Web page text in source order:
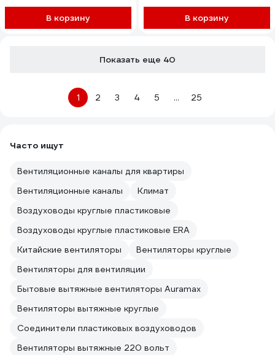
В корзину В корзину
Показать еще 40
1 2 3 4 5 ... 25
Часто ищут
Вентиляционные каналы для квартиры
Вентиляционные каналы
Климат
Воздуховоды круглые пластиковые
Воздуховоды круглые пластиковые ERA
Китайские вентиляторы
Вентиляторы круглые
Вентиляторы для вентиляции
Бытовые вытяжные вентиляторы Auramax
Вентиляторы вытяжные круглые
Соединители пластиковых воздуховодов
Вентиляторы вытяжные 220 вольт